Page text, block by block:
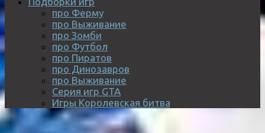
про Ферму
про Выживание
про Зомби
про Футбол
про Пиратов
про Динозавров
про Выживание
Серия игр GTA
Игры Королевская битва